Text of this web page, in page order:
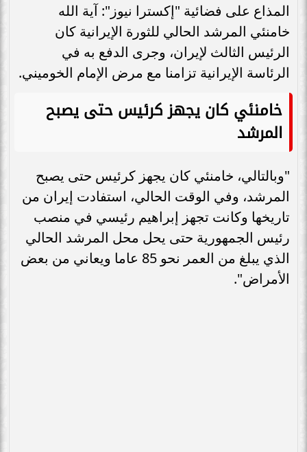
المذاع على فضائية "إكسترا نيوز": آية الله
خامنئي المرشد الحالي للثورة الإيرانية كان
الرئيس الثالث لإيران، وجرى الدفع به في
الرئاسة الإيرانية تزامنا مع مرض الإمام الخوميني.
خامنئي كان يجهز كرئيس حتى يصبح
المرشد
"وبالتالي، خامنئي كان يجهز كرئيس حتى يصبح
المرشد، وفي الوقت الحالي، استفادت إيران من
تاريخها وكانت تجهز إبراهيم رئيسي في منصب
رئيس الجمهورية حتى يحل محل المرشد الحالي
الذي يبلغ من العمر نحو 85 عاما ويعاني من بعض
الأمراض".